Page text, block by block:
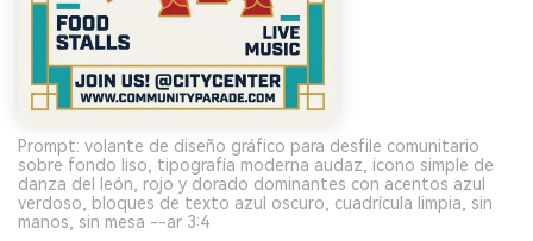
Prompt: volante de diseño gráfico para desfile comunitario
sobre fondo liso, tipografía moderna audaz, icono simple de
danza del león, rojo y dorado dominantes con acentos azul
verdoso, bloques de texto azul oscuro, cuadrícula limpia, sin
manos, sin mesa --ar 3:4